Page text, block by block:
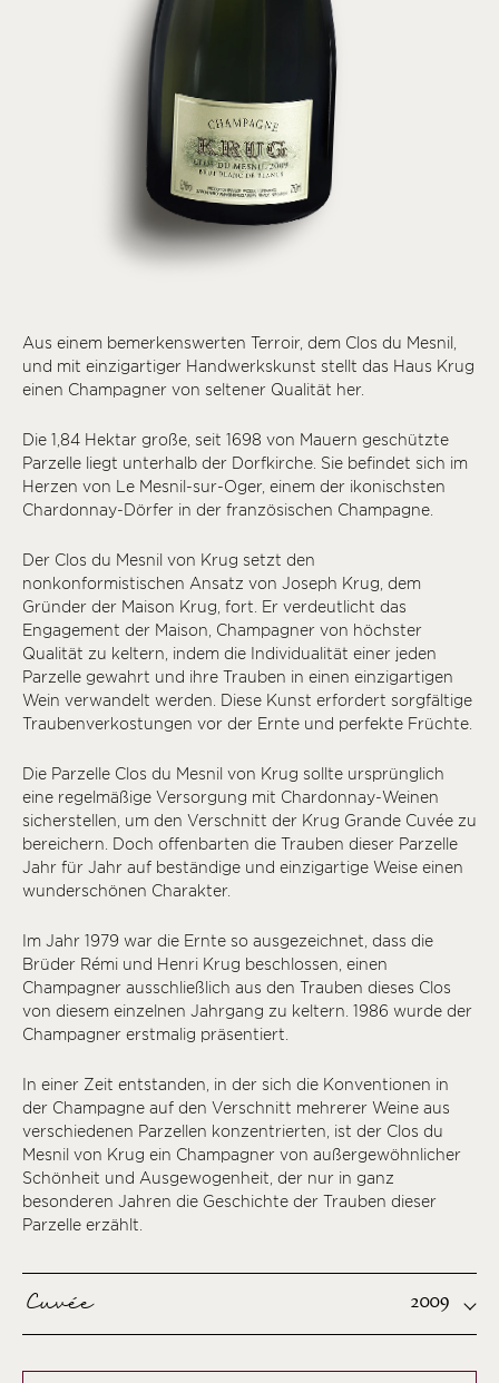
Aus einem bemerkenswerten Terroir, dem Clos du Mesnil,
und mit einzigartiger Handwerkskunst stellt das Haus Krug
einen Champagner von seltener Qualität her.
Die 1,84 Hektar große, seit 1698 von Mauern geschützte
Parzelle liegt unterhalb der Dorfkirche. Sie befindet sich im
Herzen von Le Mesnil-sur-Oger, einem der ikonischsten
Chardonnay-Dörfer in der französischen Champagne.
Der Clos du Mesnil von Krug setzt den
nonkonformistischen Ansatz von Joseph Krug, dem
Gründer der Maison Krug, fort. Er verdeutlicht das
Engagement der Maison, Champagner von höchster
Qualität zu keltern, indem die Individualität einer jeden
Parzelle gewahrt und ihre Trauben in einen einzigartigen
Wein verwandelt werden. Diese Kunst erfordert sorgfältige
Traubenverkostungen vor der Ernte und perfekte Früchte.
Die Parzelle Clos du Mesnil von Krug sollte ursprünglich
eine regelmäßige Versorgung mit Chardonnay-Weinen
sicherstellen, um den Verschnitt der Krug Grande Cuvée zu
bereichern. Doch offenbarten die Trauben dieser Parzelle
Jahr für Jahr auf beständige und einzigartige Weise einen
wunderschönen Charakter.
Im Jahr 1979 war die Ernte so ausgezeichnet, dass die
Brüder Rémi und Henri Krug beschlossen, einen
Champagner ausschließlich aus den Trauben dieses Clos
von diesem einzelnen Jahrgang zu keltern. 1986 wurde der
Champagner erstmalig präsentiert.
In einer Zeit entstanden, in der sich die Konventionen in
der Champagne auf den Verschnitt mehrerer Weine aus
verschiedenen Parzellen konzentrierten, ist der Clos du
Mesnil von Krug ein Champagner von außergewöhnlicher
Schönheit und Ausgewogenheit, der nur in ganz
besonderen Jahren die Geschichte der Trauben dieser
Parzelle erzählt.
Cuvée 2009